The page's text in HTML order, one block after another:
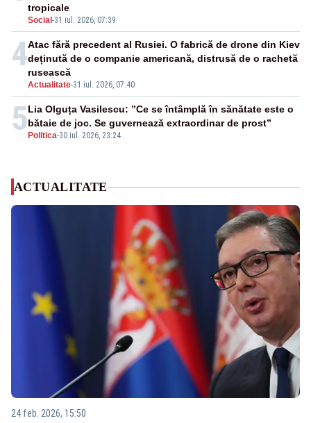
Social -31 iul. 2026, 07:39
tropicale
4
Actualitate-31 iul. 2026, 07:40
Atac fără precedent al Rusiei. O fabrică de drone din Kiev
deținută de o companie americană, distrusă de o rachetă
rusească
5 Politica-30 iul. 2026, 23:24
Lia Olguța Vasilescu: ”Ce se întâmplă în sănătate este o
bătaie de joc. Se guvernează extraordinar de prost”
ACTUALITATE
24 feb. 2026, 15:50